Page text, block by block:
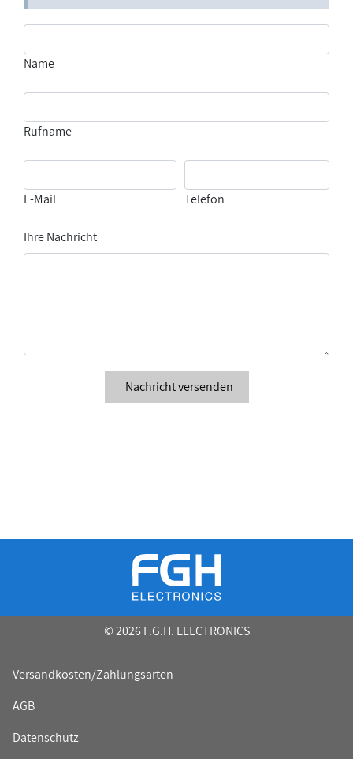
Name
Rufname
E-Mail Telefon
Ihre Nachricht
Nachricht versenden
© 2026 F.G.H. ELECTRONICS
Versandkosten/Zahlungsarten
AGB
Datenschutz